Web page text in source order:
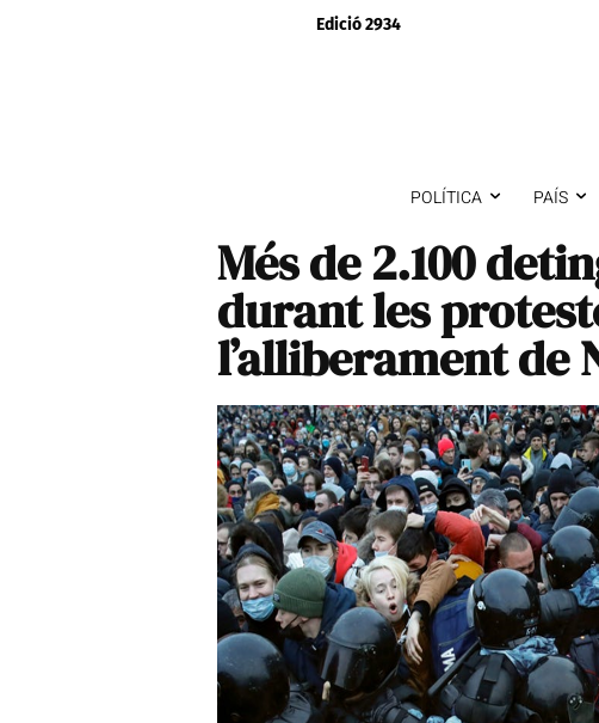
Edició 2934
POLÍTICA PAÍS
Més de 2.100
durant les
l’alliberament de